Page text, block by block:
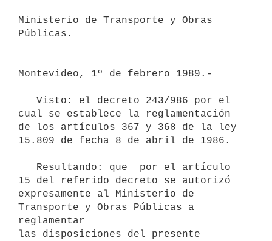
Ministerio de Transporte y Obras
Públicas.
Montevideo, 1º de febrero 1989.-
cual se establece la reglamentación
de los artículos 367 y 368 de la ley
15.809 de fecha 8 de abril de 1986.
15 del referido decreto se autorizó
expresamente al Ministerio de
Transporte y Obras Públicas a
reglamentar
las disposiciones del presente